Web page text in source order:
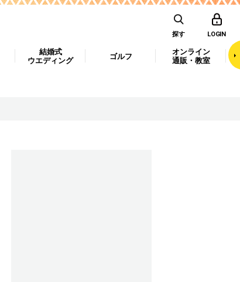
探す LOGIN
結婚式
ウエディング
ゴルフ
オンライン
通販・教室